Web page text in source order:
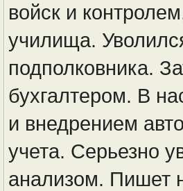
войск и
училища.
подполковника.
бухгалтером. В
и внедрением
учета. Серьезно
анализом. Пишет